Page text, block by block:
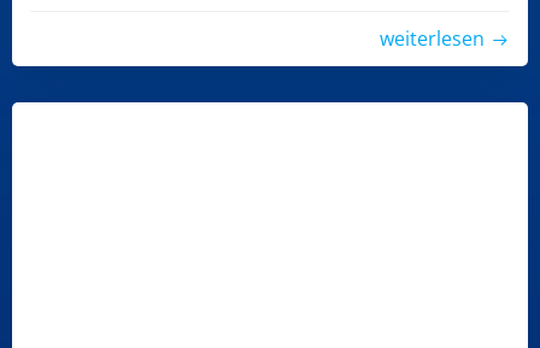
weiterlesen